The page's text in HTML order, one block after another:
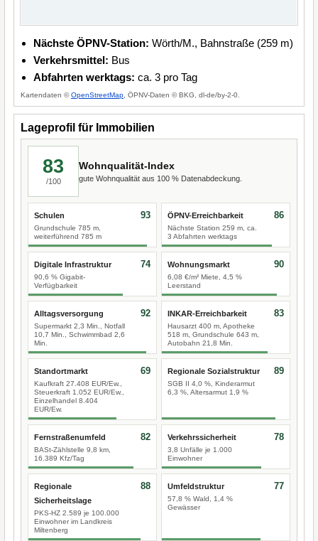
Nächste ÖPNV-Station: Wörth/M., Bahnstraße (259 m)
Verkehrsmittel: Bus
Abfahrten werktags: ca. 3 pro Tag
Kartendaten ©OpenStreetMap , ÖPNV-Daten © BKG, dl-de/by-2-0.
Lageprofil für Immobilien
83
/100
Wohnqualität-Index
gute Wohnqualität aus 100 % Datenabdeckung.
Schulen
Grundschule 785 m,
weiterführend 785 m
93 ÖPNV-Erreichbarkeit
Nächste Station 259 m, ca.
3 Abfahrten werktags
86
Digitale Infrastruktur
90,6 % Gigabit-
Verfügbarkeit
74 Wohnungsmarkt
6,08 €/m² Miete, 4,5 %
Leerstand
90
Alltagsversorgung
Supermarkt 2,3 Min., Notfall
10,7 Min., Schwimmbad 2,6
Min.
92 INKAR-Erreichbarkeit
Hausarzt 400 m, Apotheke
518 m, Grundschule 643 m,
Autobahn 21,8 Min.
83
Standortmarkt
Kaufkraft 27.408 EUR/Ew.,
Steuerkraft 1.052 EUR/Ew.,
Einzelhandel 8.404
EUR/Ew.
69 Regionale Sozialstruktur
SGB II 4,0 %, Kinderarmut
6,3 %, Altersarmut 1,9 %
89
Fernstraßenumfeld
BASt-Zählstelle 9,8 km,
16.389 Kfz/Tag
82 Verkehrssicherheit
3,8 Unfälle je 1.000
Einwohner
78
Regionale
Sicherheitslage
PKS-HZ 2.589 je 100.000
Einwohner im Landkreis
Miltenberg
88 Umfeldstruktur
57,8 % Wald, 1,4 %
Gewässer
77